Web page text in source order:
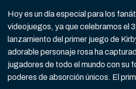
Hoy es un día especial para los
videojuegos, ya que celebramos el
lanzamiento del primer juego de
adorable personaje rosa ha
jugadores de todo el mundo con su
poderes de absorción únicos. El